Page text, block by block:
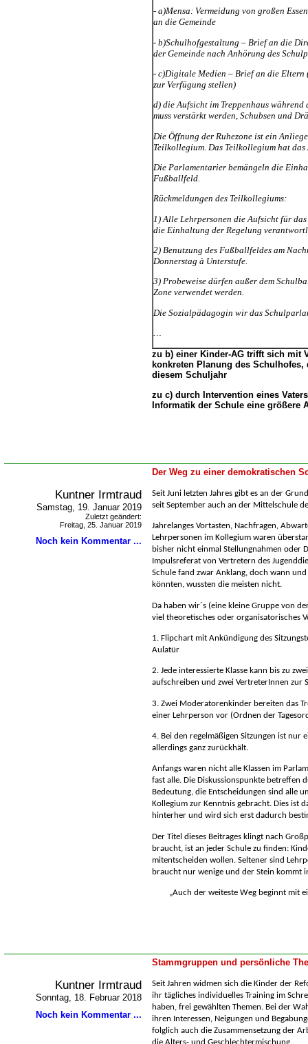
- a)Mensa: Vermeidung von großen
an die Gemeinde
- b)Schulhofgestaltung – Brief an die
der Gemeinde nach Anhörung des
- c)Digitale Medien – Brief an die Eltern
zur Verfügung stellen)
d) die Aufsicht im Treppenhaus
muss verstärkt werden, Schubsen und
Die Öffnung der Ruhezone ist ein
Teilkollegium. Das Teilkollegium hat
Die Parlamentarier bemängeln die
Fußballfeld.
Rückmeldungen des Teilkollegiums:
1) Alle Lehrpersonen die Aufsicht für
die Einhaltung der Regelung
2) Benutzung des Fußballfeldes am
Donnerstag à Unterstufe.
3) Probeweise dürfen außer dem
Zone verwendet werden.
Die Sozialpädagogin wir das
zu b) einer Kinder-AG trifft sich mit
konkreten Planung des
diesem Schuljahr
zu c) durch Intervention eines
Informatik der Schule eine größere
Der Weg zu einer demokratischen
Kuntner Irmtraud
Samstag, 19. Januar 2019
Zuletzt geändert:
Freitag, 25. Januar 2019
Noch kein Kommentar ...
Seit Juni letzten Jahres gibt es an der
seit September auch an der Mittelschule
Jahrelanges Vortasten, Nachfragen,
Lehrpersonen im Kollegium waren
bisher nicht einmal Stellungnahmen oder
Impulsreferat von Vertretern des
Schule fand zwar Anklang, doch wann
könnten, wussten die meisten nicht.
Da haben wir´s (eine kleine Gruppe von
viel theoretisches oder organisatorisches
1. Flipchart mit Ankündigung des
Aulatür
2. Jede interessierte Klasse kann bis zu
aufschreiben und zwei VertreterInnen zur
3. Zwei Moderatorenkinder bereiten das
einer Lehrperson vor (Ordnen der
4. Bei den regelmäßigen Sitzungen ist nur
allerdings ganz zurückhält.
Anfangs waren nicht alle Klassen im
fast alle. Die Diskussionspunkte betreffen
Bedeutung, die Entscheidungen sind alle
Kollegium zur Kenntnis gebracht. Dies ist
hinterher und wird sich erst dadurch
Der Titel dieses Beitrages klingt nach
braucht, ist an jeder Schule zu finden:
mitentscheiden wollen. Seltener sind
braucht nur wenige und der Stein kommt
Auch der weiteste Weg beginnt mit
Stammgruppen und persönliche
Kuntner Irmtraud
Sonntag, 18. Februar 2018
Noch kein Kommentar ...
Seit Jahren widmen sich die Kinder der
ihr tägliches individuelles Training im
haben, frei gewählten Themen. Bei der
ihren Interessen, Neigungen und
folglich auch die Zusammensetzung der